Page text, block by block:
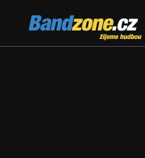
Bandzone.cz
žijeme hudbou